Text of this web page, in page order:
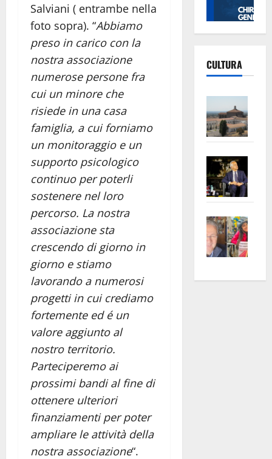
Salviani ( entrambe nella
foto sopra). “Abbiamo
preso in carico con la
nostra associazione
numerose persone fra
cui un minore che
risiede in una casa
famiglia, a cui forniamo
un monitoraggio e un
supporto psicologico
continuo per poterli
sostenere nel loro
percorso. La nostra
associazione sta
crescendo di giorno in
giorno e stiamo
lavorando a numerosi
progetti in cui crediamo
fortemente ed é un
valore aggiunto al
nostro territorio.
Parteciperemo ai
prossimi bandi al fine di
ottenere ulteriori
finanziamenti per poter
ampliare le attività della
nostra associazione“.
CULTURA
euro
apre